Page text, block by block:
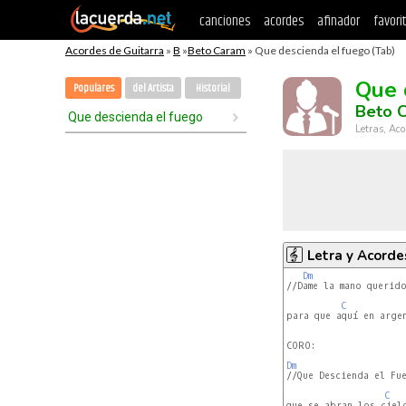
canciones acordes afinador
Acordes de Guitarra » B »Beto Caram » Que descienda el fuego (Tab)
Populares del Artista Historial
Que descienda el fuego
Que
Beto
Letras,
Letra y
Dm
//Dame la mano
C
para que aquí en
CORO:
Dm
//Que Descienda el
C